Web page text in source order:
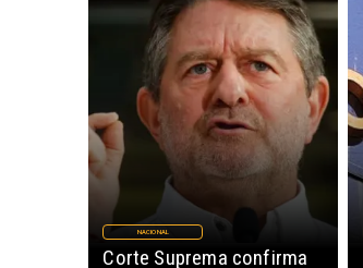
Corte Suprema confirma
NACIONAL